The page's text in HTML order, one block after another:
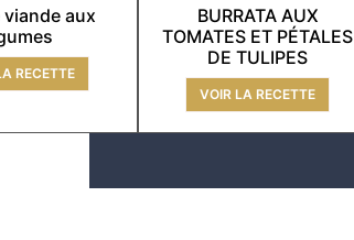
viande aux
RECETTE
BURRATA AUX
TOMATES ET PÉTALES
DE TULIPES
VOIR LA RECETTE